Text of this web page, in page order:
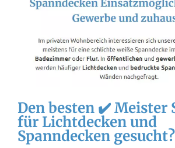
Den besten ✔️ Meister
für Lichtdecken und
Spanndecken gesucht?